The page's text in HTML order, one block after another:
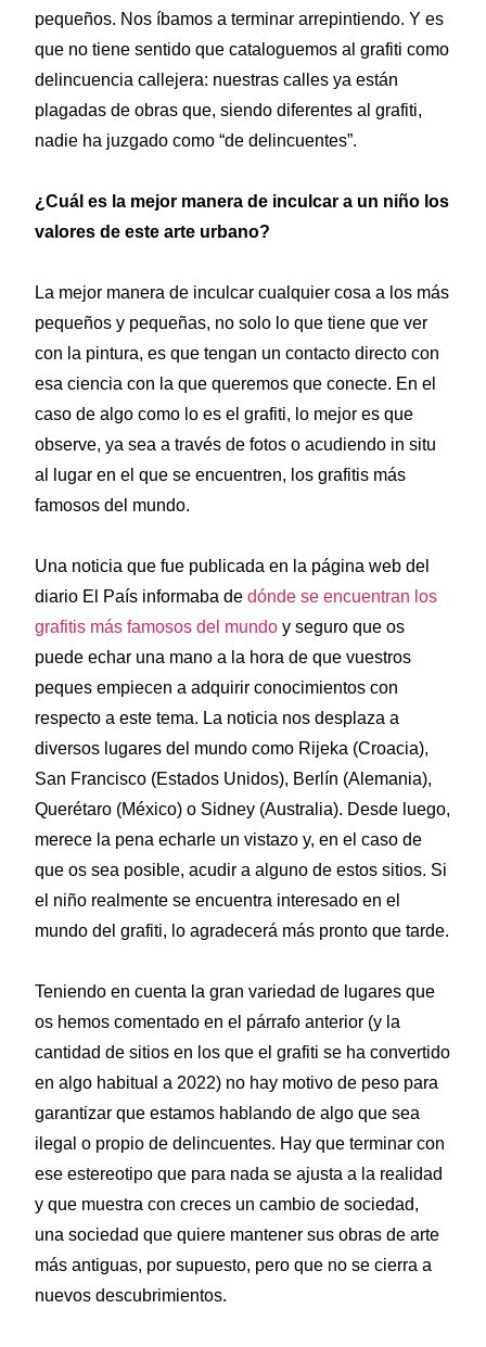
pequeños. Nos íbamos a terminar arrepintiendo. Y es
que no tiene sentido que cataloguemos al grafiti como
delincuencia callejera: nuestras calles ya están
plagadas de obras que, siendo diferentes al grafiti,
nadie ha juzgado como “de delincuentes”.
¿Cuál es la mejor manera de inculcar a un niño los
valores de este arte urbano?
La mejor manera de inculcar cualquier cosa a los más
pequeños y pequeñas, no solo lo que tiene que ver
con la pintura, es que tengan un contacto directo con
esa ciencia con la que queremos que conecte. En el
caso de algo como lo es el grafiti, lo mejor es que
observe, ya sea a través de fotos o acudiendo in situ
al lugar en el que se encuentren, los grafitis más
famosos del mundo.
Una noticia que fue publicada en la página web del
diario El País informaba dedónde se encuentran los
grafitis más famosos del mundo y seguro que os
puede echar una mano a la hora de que vuestros
peques empiecen a adquirir conocimientos con
respecto a este tema. La noticia nos desplaza a
diversos lugares del mundo como Rijeka (Croacia),
San Francisco (Estados Unidos), Berlín (Alemania),
Querétaro (México) o Sidney (Australia). Desde luego,
merece la pena echarle un vistazo y, en el caso de
que os sea posible, acudir a alguno de estos sitios. Si
el niño realmente se encuentra interesado en el
mundo del grafiti, lo agradecerá más pronto que tarde.
Teniendo en cuenta la gran variedad de lugares que
os hemos comentado en el párrafo anterior (y la
cantidad de sitios en los que el grafiti se ha convertido
en algo habitual a 2022) no hay motivo de peso para
garantizar que estamos hablando de algo que sea
ilegal o propio de delincuentes. Hay que terminar con
ese estereotipo que para nada se ajusta a la realidad
y que muestra con creces un cambio de sociedad,
una sociedad que quiere mantener sus obras de arte
más antiguas, por supuesto, pero que no se cierra a
nuevos descubrimientos.